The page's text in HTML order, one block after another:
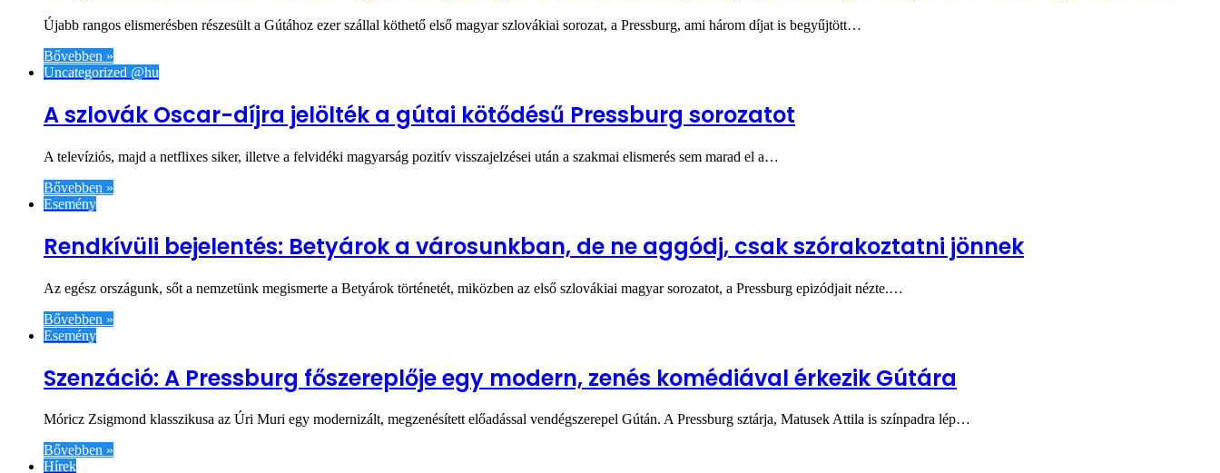
Újabb rangos elismerésben részesült a Gútához ezer szállal köthető első magyar szlovákiai sorozat, a Pressburg, ami három díjat is begyűjtött…
Bővebben »
Uncategorized @hu
A szlovák Oscar-díjra jelölték a gútai kötődésű Pressburg sorozatot
A televíziós, majd a netflixes siker, illetve a felvidéki magyarság pozitív visszajelzései után a szakmai elismerés sem marad el a…
Bővebben »
Esemény
Rendkívüli bejelentés: Betyárok a városunkban, de ne aggódj, csak szórakoztatni jönnek
Az egész országunk, sőt a nemzetünk megismerte a Betyárok történetét, miközben az első szlovákiai magyar sorozatot, a Pressburg epizódjait nézte.…
Bővebben »
Esemény
Szenzáció: A Pressburg főszereplője egy modern, zenés komédiával érkezik Gútára
Móricz Zsigmond klasszikusa az Úri Muri egy modernizált, megzenésített előadással vendégszerepel Gútán. A Pressburg sztárja, Matusek Attila is színpadra lép…
Bővebben »
Hírek